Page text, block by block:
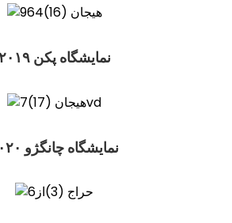
نمایشگاه پکن ۲۰۱۹
نمایشگاه چانگژو ۲۰۲۰